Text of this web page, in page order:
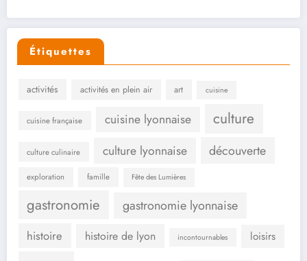
Étiquettes
activités activités en plein air art cuisine
cuisine française cuisine lyonnaise culture
culture culinaire culture lyonnaise découverte
exploration famille Fête des Lumières
gastronomie gastronomie lyonnaise
histoire histoire de lyon incontournables loisirs